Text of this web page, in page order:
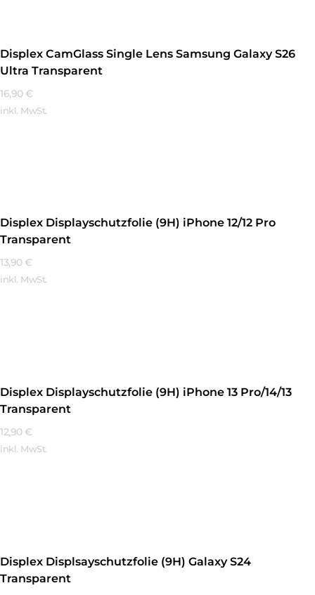
Displex CamGlass Single Lens Samsung Galaxy S26
Ultra Transparent
16,90 €
inkl. MwSt.
Displex Displayschutzfolie (9H) iPhone 12/12 Pro
Transparent
13,90 €
inkl. MwSt.
Displex Displayschutzfolie (9H) iPhone 13 Pro/14/13
Transparent
12,90 €
inkl. MwSt.
Displex Displsayschutzfolie (9H) Galaxy S24
Transparent